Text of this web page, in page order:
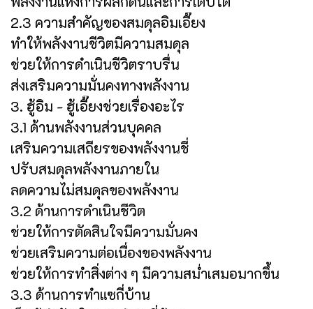
2.3 ความสำคัญของสมดุลอิมเอี๊ยง
ทำให้พลังงานชีวิตมีความสมดุล
ช่วยให้การดำเนินชีวิตราบรื่น
ส่งเสริมความมั่นคงทางพลังงาน
3. ฮู้อิม - ฮู้เอี๊ยงช่วยเรื่องอะไร
3.1 ด้านพลังงานส่วนบุคคล
เสริมความเสถียรของพลังงานชี่
ปรับสมดุลพลังงานภายใน
ลดความไม่สมดุลของพลังงาน
3.2 ด้านการดำเนินชีวิต
ช่วยให้การตัดสินใจมีความมั่นคง
ช่วยเสริมความต่อเนื่องของพลังงาน
ช่วยให้การทำสิ่งต่าง ๆ มีความสม่ำเสมอมากขึ้น
3.3 ด้านการทำแซกี่บ้าน